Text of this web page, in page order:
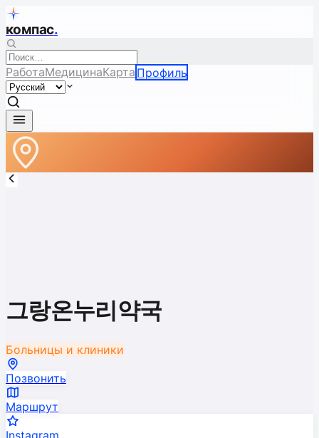
компас.
РаботаМедицинаКарта Профиль
그랑온누리약국
Больницы и клиники
Позвонить
Маршрут
Instagram